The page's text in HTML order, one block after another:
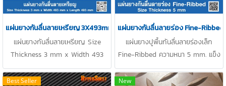
@PTIRUBBER
แผ่นยางกันลื่นลายเหรียญ 3X493mm
แผ่นยางกันลื่นลายเหรียญ Size
Thickness 3 mm x Width 493
mm x Length 493 mm พื้นผิวมี
ลายป้องกันการลื่น (Anti Slip) ทน
แผ่นยางกันลื่นลายร่อง Fine-Ribbed
แผ่นยางปูพื้นกันลื่นลายร่องเล็ก
Fine-Ribbed ความหนา 5 mm. แข็ง
แรงทนการสึก ดักฝุ่นดีเยี่ยม ทำความ
สะอาดง่าย / Tel : 0-2257-7154 /
Best Seller
New